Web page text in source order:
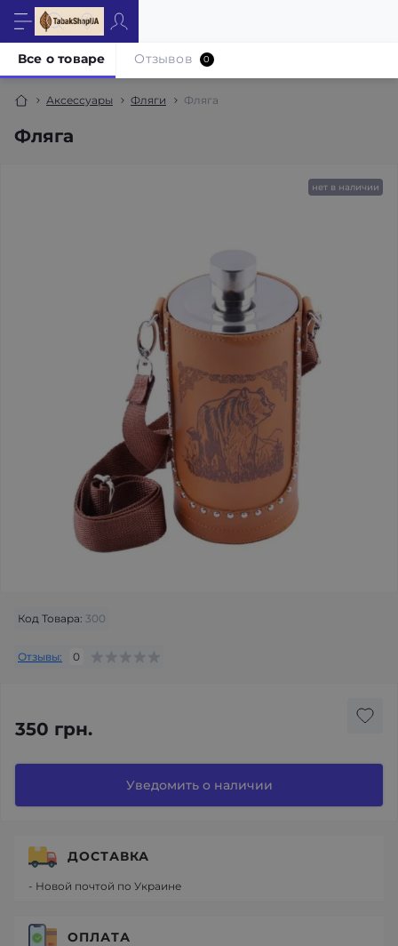
Аксессуары Фляги Фляга
Фляга
Все о товаре Отзывов 0
нет в наличии
Код Товара: 300
Отзывы: 0
350 грн.
Уведомить о наличии
ДОСТАВКА
- Новой почтой по Украине
ОПЛАТА